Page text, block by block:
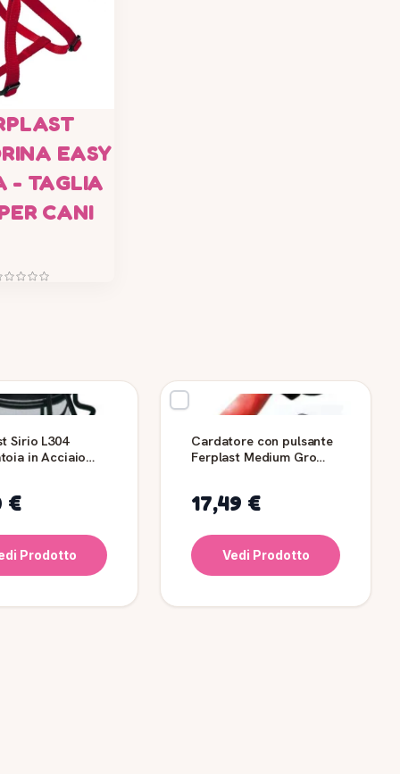
EASY
- TAGLIA
CANI
Sirio L304
in Acciaio
€
Prodotto
Cardatore con pulsante
Ferplast Medium Gro
17,49 €
Vedi Prodotto